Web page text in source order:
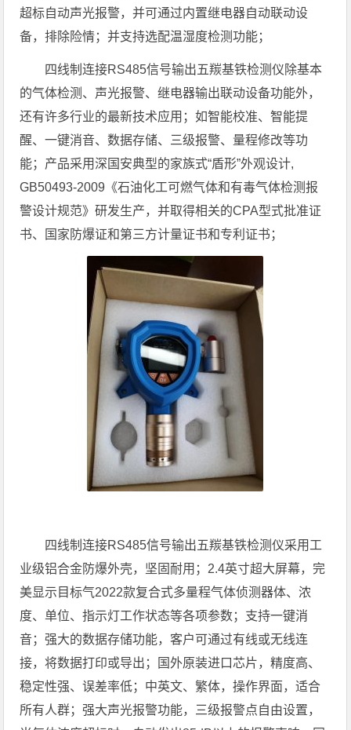
超标自动声光报警，并可通过内置继电器自动联动设
备，排除险情；并支持选配温湿度检测功能；
四线制连接RS485信号输出五羰基铁检测仪除基本
的气体检测、声光报警、继电器输出联动设备功能外，
还有许多行业的最新技术应用；如智能校准、智能提
醒、一键消音、数据存储、三级报警、量程修改等功
能；产品采用深国安典型的家族式“盾形”外观设计,
GB50493-2009《石油化工可燃气体和有毒气体检测报
警设计规范》研发生产，并取得相关的CPA型式批准证
书、国家防爆证和第三方计量证书和专利证书；
四线制连接RS485信号输出五羰基铁检测仪采用工
业级铝合金防爆外壳，坚固耐用；2.4英寸超大屏幕，完
美显示目标气2022款复合式多量程气体侦测器体、浓
度、单位、指示灯工作状态等各项参数；支持一键消
音；强大的数据存储功能，客户可通过有线或无线连
接，将数据打印或导出；国外原装进口芯片，精度高、
稳定性强、误差率低；中英文、繁体，操作界面，适合
所有人群；强大声光报警功能，三级报警点自由设置，